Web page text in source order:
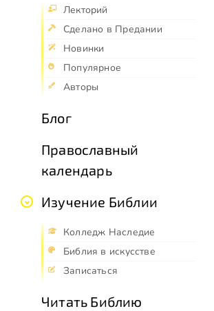
Лекторий
Сделано в Предании
Новинки
Популярное
Авторы
Блог
Православный
календарь
Изучение Библии
Колледж Наследие
Библия в искусстве
Записаться
Читать Библию